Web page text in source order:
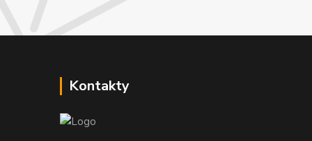
Kontakty